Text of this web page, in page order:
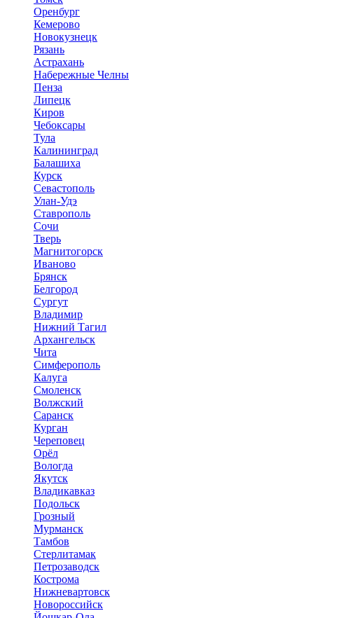
Оренбург
Кемерово
Новокузнецк
Рязань
Астрахань
Набережные Челны
Пенза
Липецк
Киров
Чебоксары
Тула
Калининград
Балашиха
Курск
Севастополь
Улан-Удэ
Ставрополь
Сочи
Тверь
Магнитогорск
Иваново
Брянск
Белгород
Сургут
Владимир
Нижний Тагил
Архангельск
Чита
Симферополь
Калуга
Смоленск
Волжский
Саранск
Курган
Череповец
Орёл
Вологда
Якутск
Владикавказ
Подольск
Грозный
Мурманск
Тамбов
Стерлитамак
Петрозаводск
Кострома
Нижневартовск
Новороссийск